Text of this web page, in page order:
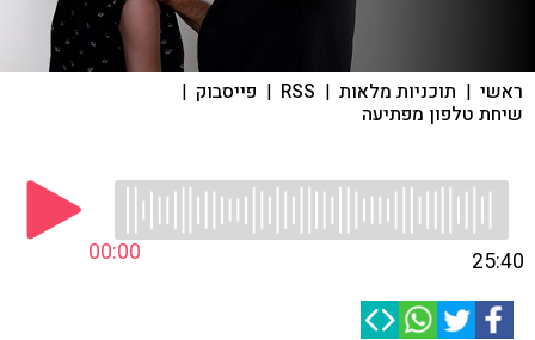
ראשי | תוכניות מלאות |
RSS
| פייסבוק |
שיחת טלפון מפתיעה
00:00 25:40